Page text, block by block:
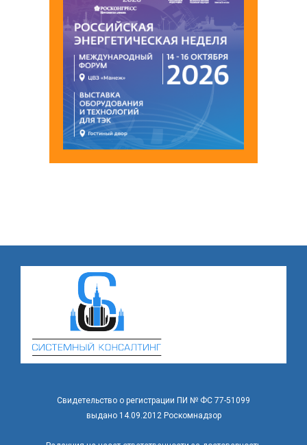
Свидетельство о регистрации ПИ № ФС 77-51099
выдано 14.09.2012 Роскомнадзор